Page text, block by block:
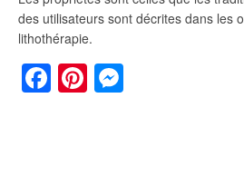
des utilisateurs sont décrites dans les
lithothérapie.
Facebook
Pinterest